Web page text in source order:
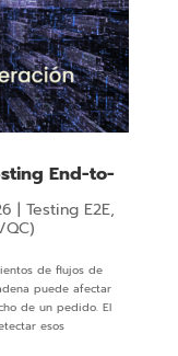
End-to-
| Testing E2E,
de flujos de
puede afectar
de un pedido. El
esos